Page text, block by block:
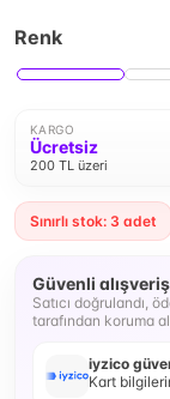
Renk
KARGO
Ücretsiz
200 TL üzeri
Sınırlı stok: 3 adet
Güvenli alışveriş
Satıcı doğrulandı,
tarafından koruma
iyzico
Kart